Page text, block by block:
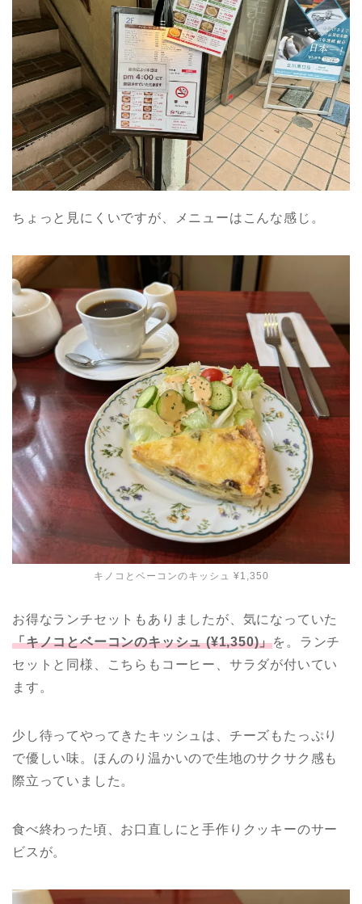
ちょっと見にくいですが、メニューはこんな感じ。
キノコとベーコンのキッシュ ¥1,350
お得なランチセットもありましたが、気になっていた
「キノコとベーコンのキッシュ (¥1,350)」を。ランチ
セットと同様、こちらもコーヒー、サラダが付いてい
ます。
少し待ってやってきたキッシュは、チーズもたっぷり
で優しい味。ほんのり温かいので生地のサクサク感も
際立っていました。
食べ終わった頃、お口直しにと手作りクッキーのサー
ビスが。